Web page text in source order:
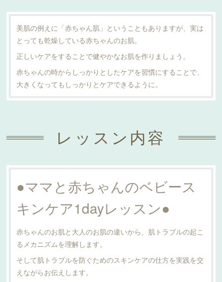
美肌の例えに「赤ちゃん肌」ということもありますが、実は
とっても乾燥している赤ちゃんのお肌。
正しいケアをすることで健やかなお肌を作りましょう。
赤ちゃんの時からしっかりとしたケアを習慣にすることで、
大きくなってもしっかりとケアできるように。
レッスン内容
●ママと赤ちゃんのベビース
キンケア1dayレッスン●
赤ちゃんのお肌と大人のお肌の違いから、肌トラブルの起こ
るメカニズムを理解します。
そして肌トラブルを防ぐためのスキンケアの仕方を実践を交
えながらお伝えします。